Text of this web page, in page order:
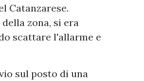
Catanzarese.
zona, si era
scattare l'allarme e
sul posto di una